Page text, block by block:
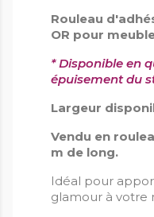
Rouleau
OR pour
* Disponible en
épuisement du
Largeur
Vendu en
m de long.
Idéal pour
glamour à votre